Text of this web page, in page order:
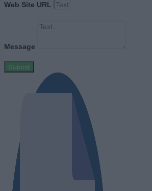
Web Site URL
Message
Submit